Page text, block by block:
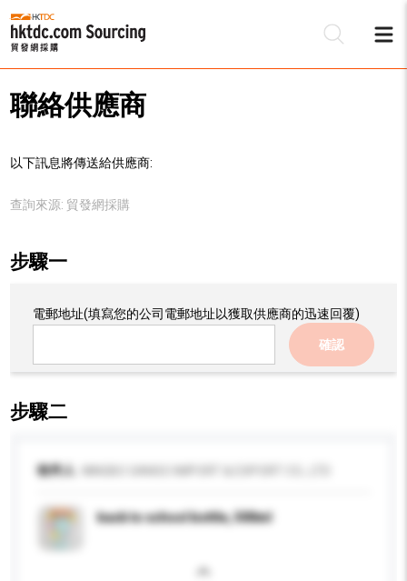
聯絡供應商
以下訊息將傳送給供應商:
查詢來源: 貿發網採購
步驟一
電郵地址(填寫您的公司電郵地址以獲取供應商的迅速回覆)
確認
步驟二
收件人
back to school bottle, 500ml